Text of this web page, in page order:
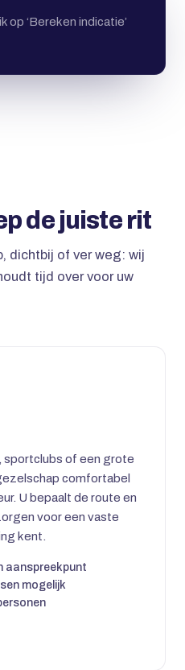
op ‘Bereken indicatie’
de juiste rit
dichtbij of ver weg: wij
tijd over voor uw
sportclubs of een grote
comfortabel
U bepaalt de route en
voor een vaste
kent.
aanspreekpunt
mogelijk